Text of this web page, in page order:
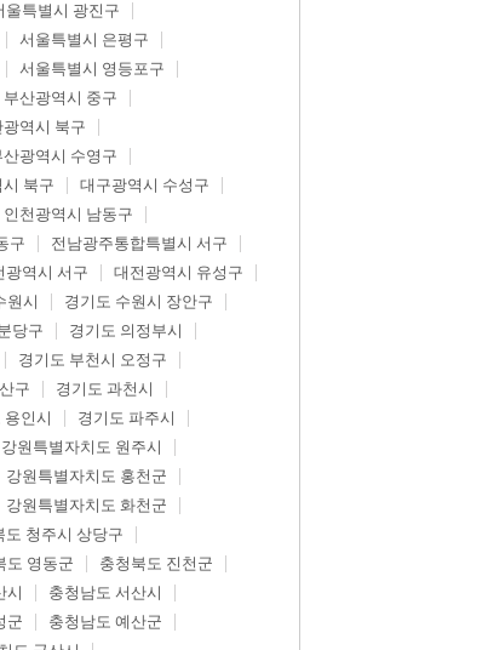
울특별시 광진구
서울특별시 은평구
서울특별시 영등포구
부산광역시 중구
광역시 북구
산광역시 수영구
북구
대구광역시 수성구
인천광역시 남동구
구
전남광주통합특별시 서구
광역시 서구
대전광역시 유성구
원시
경기도 수원시 장안구
당구
경기도 의정부시
경기도 부천시 오정구
구
경기도 과천시
용인시
경기도 파주시
강원특별자치도 원주시
강원특별자치도 홍천군
강원특별자치도 화천군
도 청주시 상당구
도 영동군
충청북도 진천군
시
충청남도 서산시
군
충청남도 예산군